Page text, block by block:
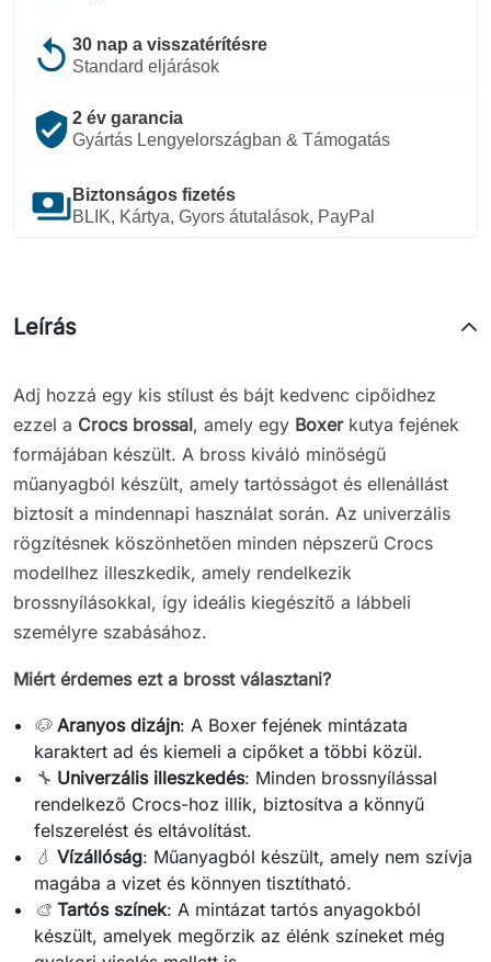
replay 30 nap a visszatérítésre
Standard eljárások
verified_user 2 év garancia
Gyártás Lengyelországban & Támogatás
payments Biztonságos fizetés
BLIK, Kártya, Gyors átutalások, PayPal
Leírás
Adj hozzá egy kis stílust és bájt kedvenc cipőidhez
ezzel a Crocs brossal, amely egy Boxerkutya fejének
formájában készült. A bross kiváló minőségű
műanyagból készült, amely tartósságot és ellenállást
biztosít a mindennapi használat során. Az univerzális
rögzítésnek köszönhetően minden népszerű Crocs
modellhez illeszkedik, amely rendelkezik
brossnyílásokkal, így ideális kiegészítő a lábbeli
személyre szabásához.
Miért érdemes ezt a brosst választani?
🐶 Aranyos dizájn: A Boxer fejének mintázata
karaktert ad és kiemeli a cipőket a többi közül.
🔧 Univerzális illeszkedés: Minden brossnyílással
rendelkező Crocs-hoz illik, biztosítva a könnyű
felszerelést és eltávolítást.
💧 Vízállóság: Műanyagból készült, amely nem szívja
magába a vizet és könnyen tisztítható.
🎨 Tartós színek: A mintázat tartós anyagokból
készült, amelyek megőrzik az élénk színeket még